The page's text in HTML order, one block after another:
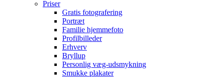
Priser
Gratis fotografering
Portræt
Familie hjemmefoto
Profilbilleder
Erhverv
Bryllup
Personlig væg-udsmykning
Smukke plakater